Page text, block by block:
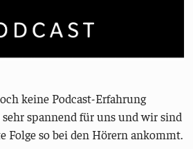
keine Podcast-Erfahrung
sehr spannend für uns und wir sind
Folge so bei den Hörern ankommt.